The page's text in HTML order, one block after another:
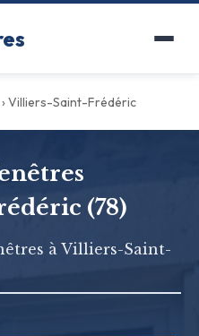
›Villiers-Saint-Frédéric
(78)
à Villiers-Saint-